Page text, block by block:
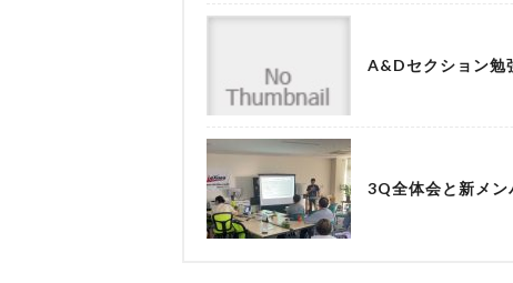
A&Dセクション勉
3Q全体会と新メン